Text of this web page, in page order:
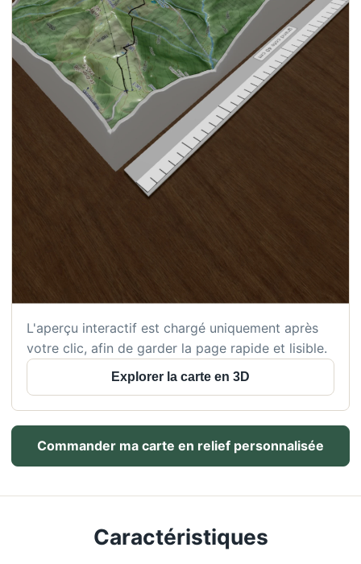
L'aperçu interactif est chargé uniquement après
votre clic, afin de garder la page rapide et lisible.
Explorer la carte en 3D
Commander ma carte en relief personnalisée
Caractéristiques